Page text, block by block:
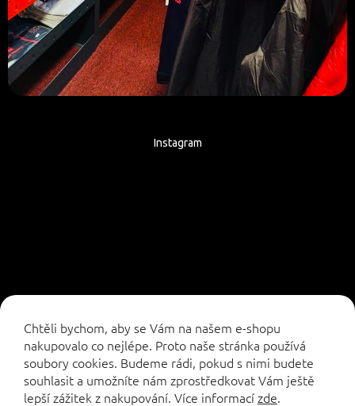
Chtěli bychom, aby se Vám na našem e-shopu
nakupovalo co nejlépe. Proto naše stránka používá
soubory cookies. Budeme rádi, pokud s nimi budete
souhlasit a umožníte nám zprostředkovat Vám ještě
lepší zážitek z nakupování. Více informacízde.
Instagram